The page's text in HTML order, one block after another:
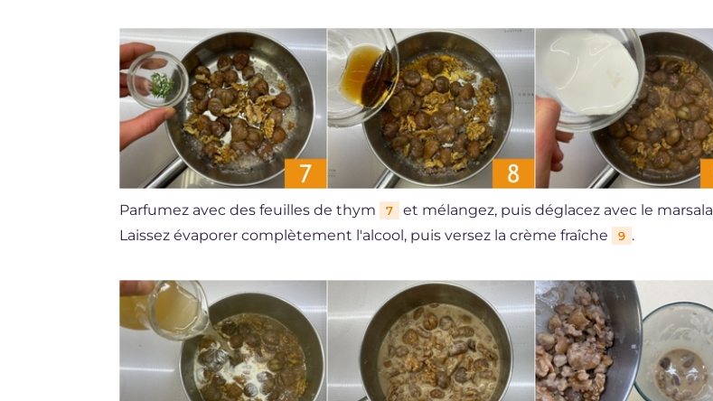
Parfumez avec des feuilles de thym 7 et mélangez, puis déglacez avec le marsala
Laissez évaporer complètement l'alcool, puis versez la crème fraîche
9 .